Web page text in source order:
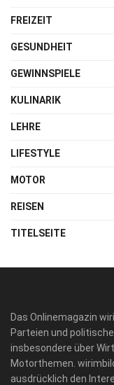
FREIZEIT
GESUNDHEIT
GEWINNSPIELE
KULINARIK
LEHRE
LIFESTYLE
MOTOR
REISEN
TITELSEITE
Das Onlinemagazin
Parteien und
insbesondere über
Motorthemen.
ausdrücklich den